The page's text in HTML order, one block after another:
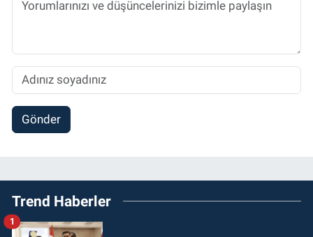
Gönder
Trend Haberler
1